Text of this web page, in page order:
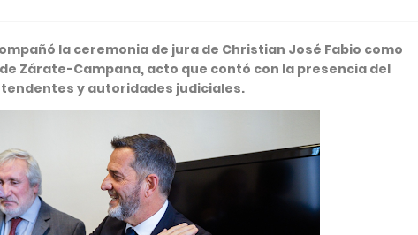
la ceremonia de jura de Christian José Fabio como
Zárate-Campana, acto que contó con la presencia del
y autoridades judiciales.